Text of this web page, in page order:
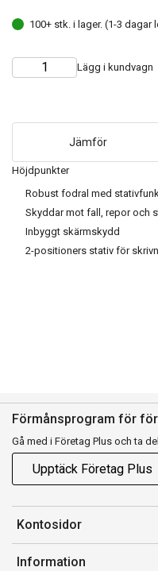
Höjdpunkter
Robust fodral med
Skyddar mot fall, repor och
Inbyggt skärmskydd
2-positioners stativ för
100+ stk. i lager. (1-3 dagar
Choose
Quantity Lägg i kundvagn
Jämför
Förmånsprogram för
Gå med i Företag Plus och ta
Upptäck Företag Plus
Kontosidor
Mina sidor
Information